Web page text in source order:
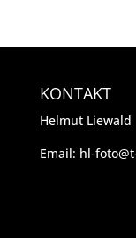
KONTAKT
Helmut Liewald
Email: hl-